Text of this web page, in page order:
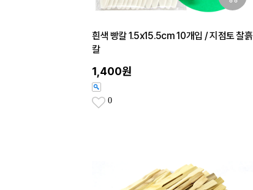
흰색 빵칼 1.5x15.5cm 10개입 / 지점토 찰흙
칼
1,400원
0